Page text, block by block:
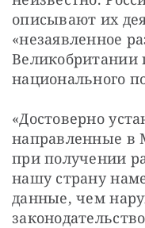
описывают их
«незаявленное
национального
«Достоверно
направленные в
при получении
нашу страну
данные, чем